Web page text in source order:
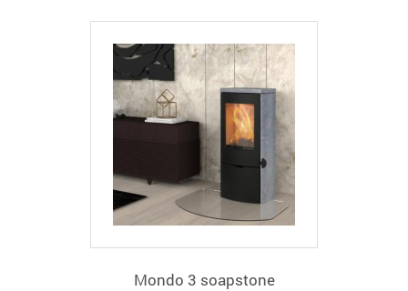
Mondo 3 soapstone